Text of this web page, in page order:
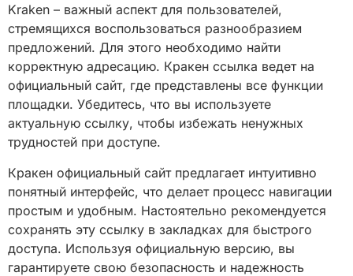
Kraken – важный аспект для пользователей,
стремящихся воспользоваться разнообразием
предложений. Для этого необходимо найти
корректную адресацию. Кракен ссылка ведет на
официальный сайт, где представлены все функции
площадки. Убедитесь, что вы используете
актуальную ссылку, чтобы избежать ненужных
трудностей при доступе.
Кракен официальный сайт предлагает интуитивно
понятный интерфейс, что делает процесс навигации
простым и удобным. Настоятельно рекомендуется
сохранять эту ссылку в закладках для быстрого
доступа. Используя официальную версию, вы
гарантируете свою безопасность и надежность